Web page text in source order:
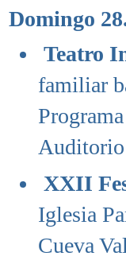
Domingo
Teatro
familiar
Auditorio
XXII
Iglesia
Cueva